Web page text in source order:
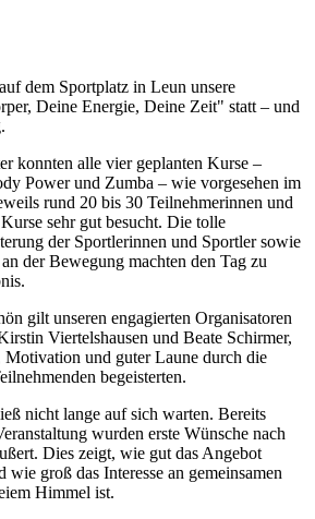
dem Sportplatz in Leun unsere
Deine Energie, Deine Zeit" statt – und
konnten alle vier geplanten Kurse –
Power und Zumba – wie vorgesehen im
rund 20 bis 30 Teilnehmerinnen und
sehr gut besucht. Die tolle
der Sportlerinnen und Sportler sowie
der Bewegung machten den Tag zu
gilt unseren engagierten Organisatoren
Viertelshausen und Beate Schirmer,
und guter Laune durch die
begeisterten.
nicht lange auf sich warten. Bereits
wurden erste Wünsche nach
Dies zeigt, wie gut das Angebot
wie groß das Interesse an gemeinsamen
Himmel ist.